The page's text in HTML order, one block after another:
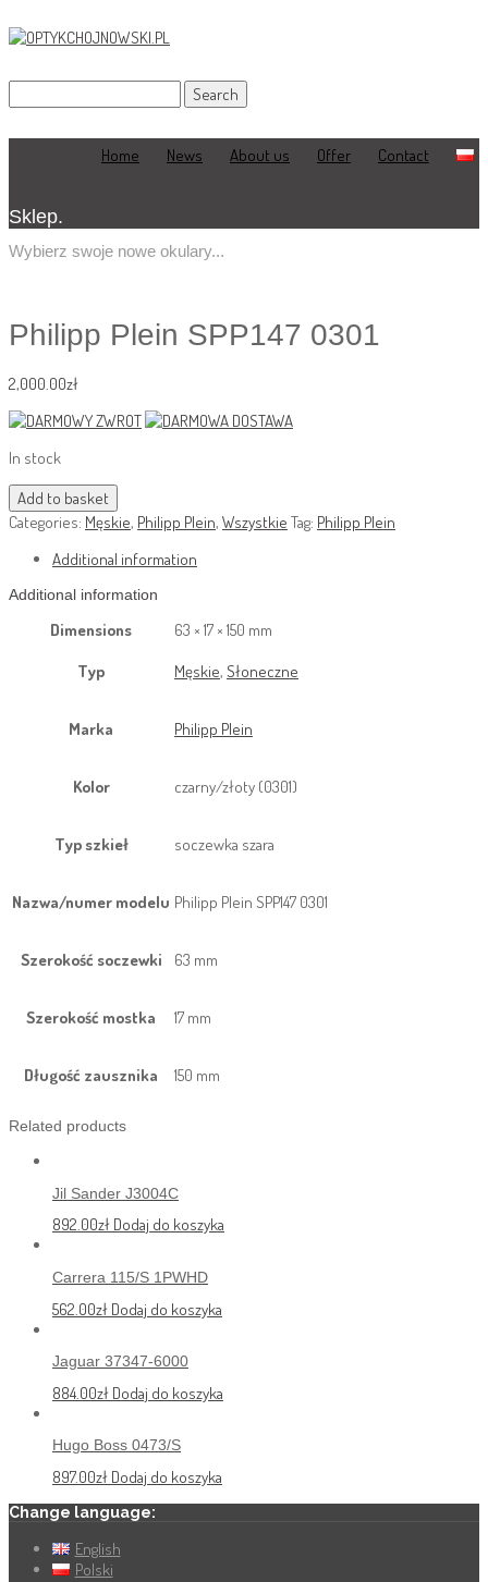
Home News About us Offer Contact
Sklep.
Wybierz swoje nowe okulary...
Philipp Plein SPP147 0301
2,000.00zł
In stock
Add to basket
Categories: Męskie, Philipp Plein, Wszystkie Tag: Philipp Plein
Additional information
Additional information
Dimensions
63 × 17 × 150 mm
Typ
Męskie, Słoneczne
Marka Philipp Plein
Kolor czarny/złoty (0301)
Typ szkieł soczewka szara
Nazwa/numer modelu Philipp Plein SPP147 0301
Szerokość soczewki 63 mm
Szerokość mostka 17 mm
Długość zausznika 150 mm
Related products
Jil Sander J3004C
892.00zł Dodaj do koszyka
Carrera 115/S 1PWHD
562.00zł Dodaj do koszyka
Jaguar 37347-6000
884.00zł Dodaj do koszyka
Hugo Boss 0473/S
897.00zł Dodaj do koszyka
Change language:
English
Polski